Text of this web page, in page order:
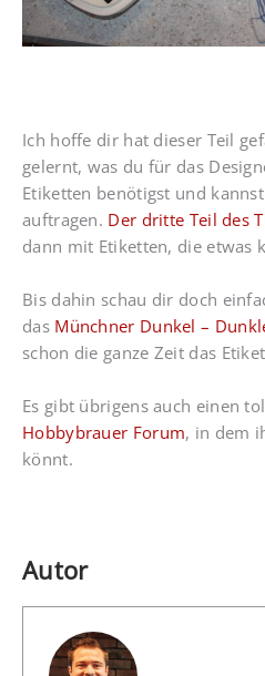
Ich hoffe dir hat dieser Teil
gelernt, was du für das
Etiketten benötigst und
auftragen. Der dritte Teil des
dann mit Etiketten, die etwas
Bis dahin schau dir doch
das Münchner Dunkel –
schon die ganze Zeit das
Es gibt übrigens auch einen
Hobbybrauer Forum, in dem
könnt.
Autor